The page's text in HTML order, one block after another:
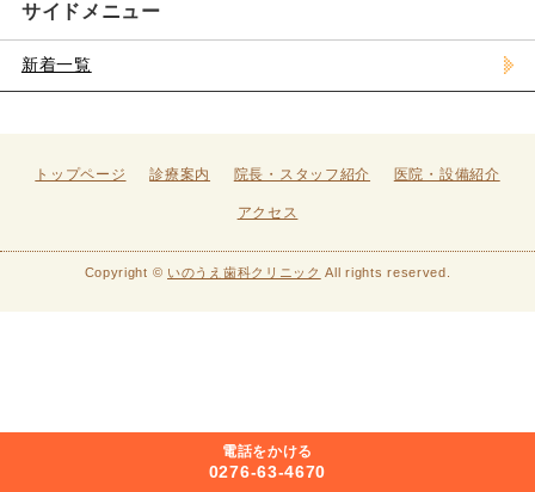
電話をかける
0276-63-4670
サイドメニュー
新着一覧
トップページ 診療案内 院長・スタッフ紹介 医院・設備紹介
アクセス
Copyright © いのうえ歯科クリニック All rights reserved.